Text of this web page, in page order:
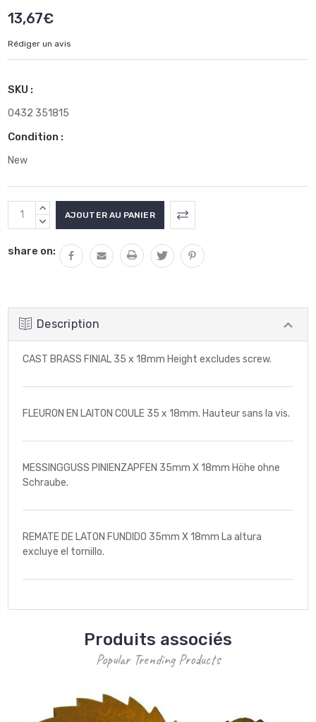
13,67€
Rédiger un avis
SKU :
0432 351815
Condition :
New
Stock
actuel
AUGMENTER
LA
:
DIMINUER
QUANTITÉ
share on:
Description
CAST BRASS FINIAL 35 x 18mm Height excludes screw.
FLEURON EN LAITON COULE 35 x 18mm. Hauteur sans la vis.
MESSINGGUSS PINIENZAPFEN 35mm X 18mm Höhe ohne
Schraube.
REMATE DE LATON FUNDIDO 35mm X 18mm La altura
excluye el tornillo.
Produits associés
Popular Trending Products